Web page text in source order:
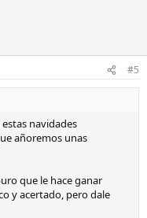
#5
navidades
añoremos unas
que le hace ganar
y acertado, pero dale